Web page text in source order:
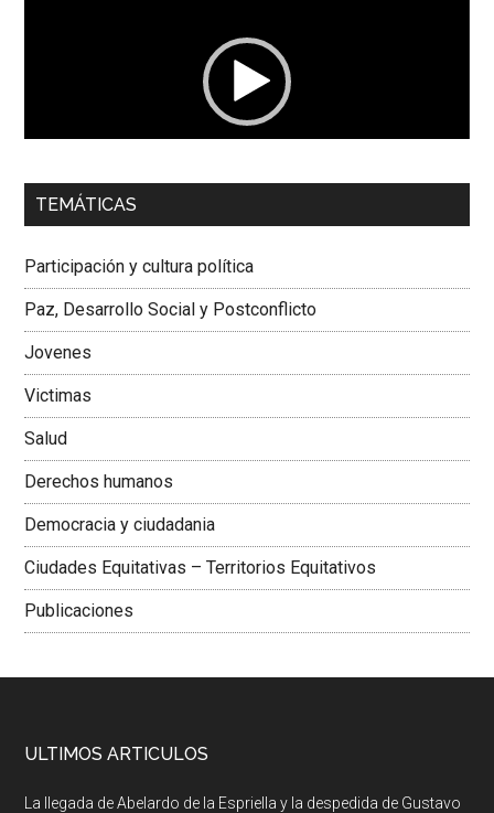
00:00 01:04
Dra. Carolina Corcho Mejía,Presidenta Corporación
Colombiana
TEMÁTICAS
Participación y cultura política
Paz, Desarrollo Social y Postconflicto
Jovenes
Victimas
Salud
Derechos humanos
Democracia y ciudadania
Ciudades Equitativas – Territorios Equitativos
Publicaciones
ULTIMOS ARTICULOS
La llegada de Abelardo de la Espriella y la despedida de Gustavo